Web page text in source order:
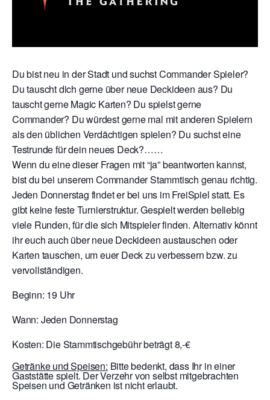
Du bist neu in der Stadt und suchst Commander Spieler?
Du tauscht dich gerne über neue Deckideen aus? Du
tauscht gerne Magic Karten? Du spielst gerne
Commander? Du würdest gerne mal mit anderen Spielern
als den üblichen Verdächtigen spielen? Du suchst eine
Testrunde für dein neues Deck?……
Wenn du eine dieser Fragen mit “ja” beantworten kannst,
bist du bei unserem Commander Stammtisch genau richtig.
Jeden Donnerstag findet er bei uns im FreiSpiel statt. Es
gibt keine feste Turnierstruktur. Gespielt werden beliebig
viele Runden, für die sich Mitspieler finden. Alternativ könnt
ihr euch auch über neue Deckideen austauschen oder
Karten tauschen, um euer Deck zu verbessern bzw. zu
vervollständigen.
Beginn: 19 Uhr
Wann: Jeden Donnerstag
Kosten: Die Stammtischgebühr beträgt 8,-€
Getränke und Speisen: Bitte bedenkt, dass Ihr in einer
Gaststätte spielt. Der Verzehr von selbst mitgebrachten
Speisen und Getränken ist nicht erlaubt.